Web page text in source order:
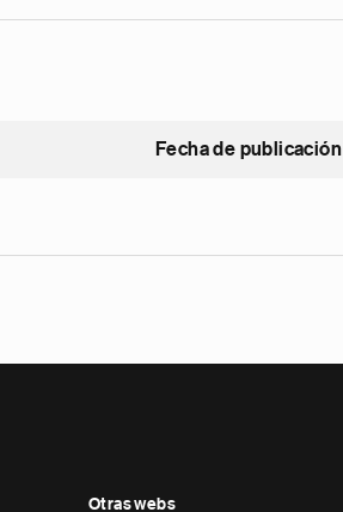
Fecha de publicación
Otras webs